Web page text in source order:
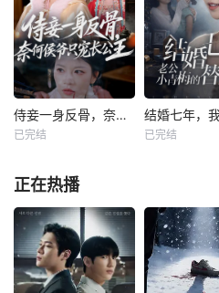
侍妾一身反骨，奈何侯爷只宠长公主
已完结 已完结
正在热播